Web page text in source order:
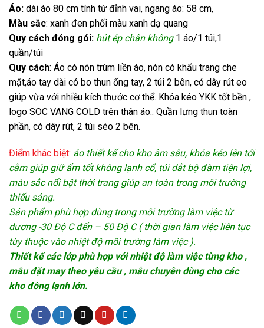
Áo: dài áo 80 cm tính từ đỉnh vai, ngang áo: 58 cm,
Màu sắc: xanh đen phối màu xanh dạ quang
Quy cách đóng gói: hút ép chân không1 áo/1 túi,1
quần/túi
Quy cách: Áo có nón trùm liền áo, nón có khẩu trang che
mặt,áo tay dài có bo thun ống tay, 2 túi 2 bên, có dây rút eo
giúp vừa với nhiều kích thước cơ thể. Khóa kéo YKK tốt bền ,
logo SOC VANG COLD trên thân áo.. Quần lưng thun toàn
phần, có dây rút, 2 túi séo 2 bên.
Điểm khác biệt: áo thiết kế cho kho âm sâu, khóa kéo lên tới
cằm giúp giữ ấm tốt không lạnh cổ, túi dắt bộ đàm tiện lợi,
màu sắc nổi bật thời trang giúp an toàn trong môi trường
thiếu sáng.
Sản phẩm phù hợp dùng trong môi trường làm việc từ
dương -30 Độ C đến – 50 Độ C ( thời gian làm việc liên tục
tùy thuộc vào nhiệt độ môi trường làm việc ).
Thiết kế các lớp phù hợp với nhiệt độ làm việc từng kho ,
mẫu đặt may theo yêu cầu , mẫu chuyên dùng cho các
kho đông lạnh lớn.